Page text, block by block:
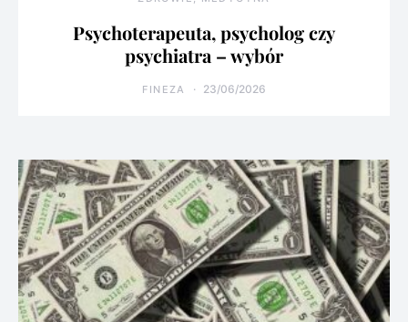
Psychoterapeuta, psycholog czy
psychiatra – wybór
FINEZA 23/06/2026